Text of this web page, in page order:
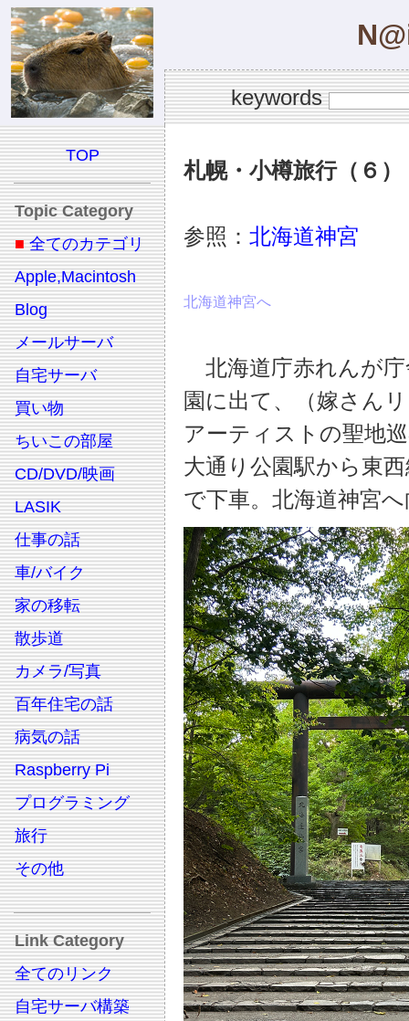
keywords
TOP
Topic Category
■ 全てのカテゴリ
Apple,Macintosh
Blog
メールサーバ
自宅サーバ
買い物
ちいこの部屋
CD/DVD/映画
LASIK
仕事の話
車/バイク
家の移転
散歩道
カメラ/写真
百年住宅の話
病気の話
Raspberry Pi
プログラミング
旅行
その他
Link Category
全てのリンク
自宅サーバ構築
札幌・小樽旅行（６）
参照： 北海道神宮
北海道神宮へ
北海道庁赤れんが
園に出て、（嫁さん
アーティストの聖地
大通り公園駅から東
で下車。北海道神宮